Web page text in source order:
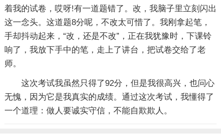
着我的试卷，哎呀!有一道题错了。改，我脑子里立刻闪出
这一念头。这道题8分呢，不改太可惜了。我刚拿起笔，
手却抖动起来，“改，还是不改”，正在我犹豫时，下课铃
响了，我放下手中的笔，走上了讲台，把试卷交给了老
师。
这次考试我虽然只得了92分，但是我很高兴，也问心
无愧，因为它是我真实的成绩。通过这次考试，我懂得了
一个道理：做人要诚实守信，不能自欺欺人。